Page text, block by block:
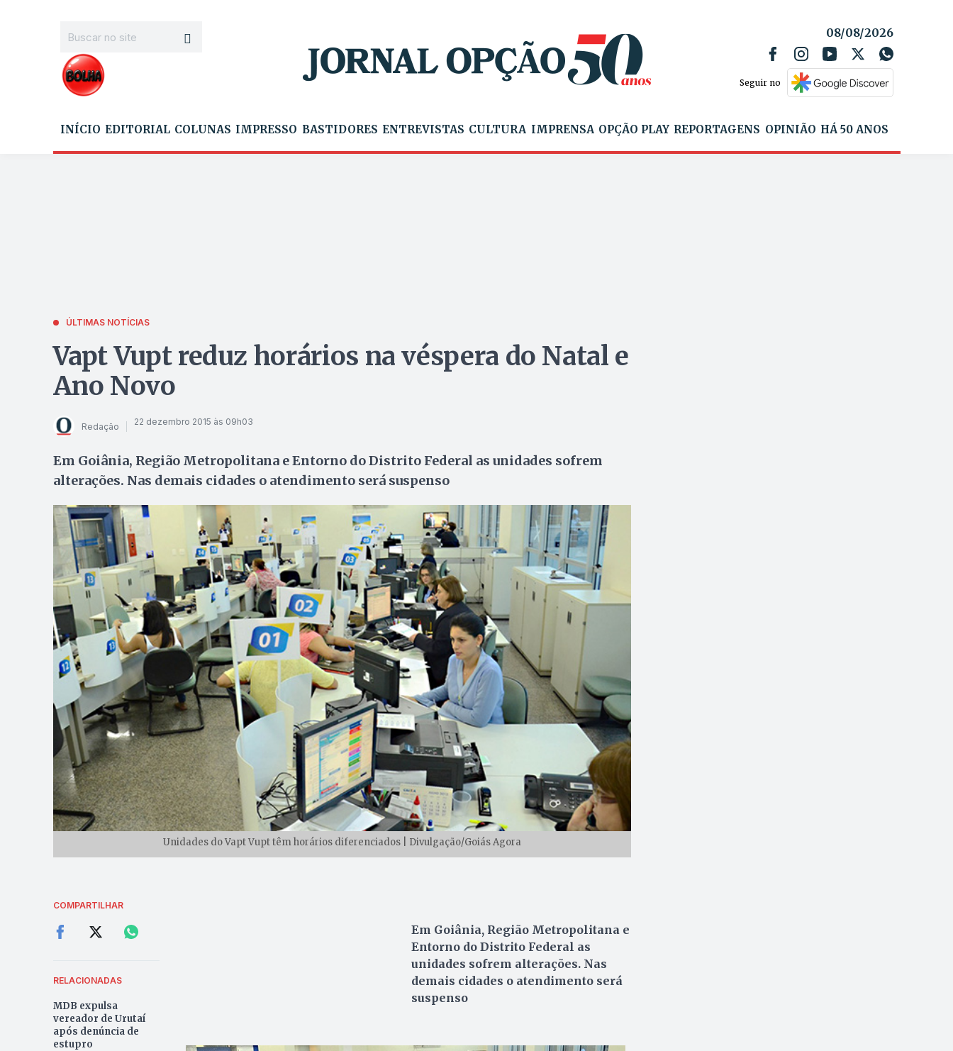
08/08/2026
Seguir no
INÍCIO EDITORIAL COLUNAS IMPRESSO BASTIDORES ENTREVISTAS CULTURA IMPRENSA OPÇÃO PLAY REPORTAGENS OPINIÃO HÁ 50 ANOS
ÚLTIMAS NOTÍCIAS
Vapt Vupt reduz horários na véspera do Natal e
Ano Novo
Redação 22 dezembro 2015 às 09h03
Em Goiânia, Região Metropolitana e Entorno do Distrito Federal as unidades sofrem
alterações. Nas demais cidades o atendimento será suspenso
Unidades do Vapt Vupt têm horários diferenciados | Divulgação/Goiás Agora
COMPARTILHAR
RELACIONADAS
MDB expulsa
vereador de Urutaí
após denúncia de
estupro
Em Goiânia, Região Metropolitana e
Entorno do Distrito Federal as
unidades sofrem alterações. Nas
demais cidades o atendimento será
suspenso